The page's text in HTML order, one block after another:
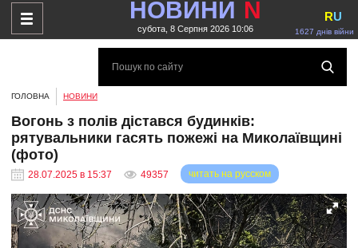
НОВИНИ N
субота, 8 Серпня 2026 10:06 1627 днів війни
RU
ГОЛОВНА НОВИНИ
Вогонь з полів дістався будинків:
рятувальники гасять пожежі на Миколаївщині
(фото)
28.07.2025 в 15:37 49357 читать на русском